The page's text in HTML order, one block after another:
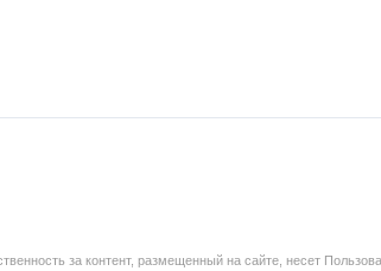
за контент, размещенный на сайте, несет